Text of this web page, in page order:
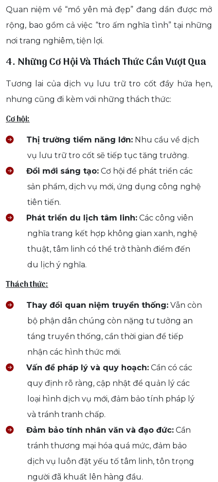
Quan niệm về “mồ yên mả đẹp” đang dần được mở
rộng, bao gồm cả việc “tro ấm nghĩa tình” tại những
nơi trang nghiêm, tiện lợi.
4. Những Cơ Hội Và Thách Thức Cần Vượt Qua
Tương lai của dịch vụ lưu trữ tro cốt đầy hứa hẹn,
nhưng cũng đi kèm với những thách thức:
Cơ hội:
Thị trường tiềm năng lớn: Nhu cầu về dịch
vụ lưu trữ tro cốt sẽ tiếp tục tăng trưởng.
Đổi mới sáng tạo: Cơ hội để phát triển các
sản phẩm, dịch vụ mới, ứng dụng công nghệ
tiên tiến.
Phát triển du lịch tâm linh: Các công viên
nghĩa trang kết hợp không gian xanh, nghệ
thuật, tâm linh có thể trở thành điểm đến
du lịch ý nghĩa.
Thách thức:
Thay đổi quan niệm truyền thống: Vẫn còn
bộ phận dân chúng còn nặng tư tưởng an
táng truyền thống, cần thời gian để tiếp
nhận các hình thức mới.
Vấn đề pháp lý và quy hoạch: Cần có các
quy định rõ ràng, cập nhật để quản lý các
loại hình dịch vụ mới, đảm bảo tính pháp lý
và tránh tranh chấp.
Đảm bảo tính nhân văn và đạo đức: Cần
tránh thương mại hóa quá mức, đảm bảo
dịch vụ luôn đặt yếu tố tâm linh, tôn trọng
người đã khuất lên hàng đầu.